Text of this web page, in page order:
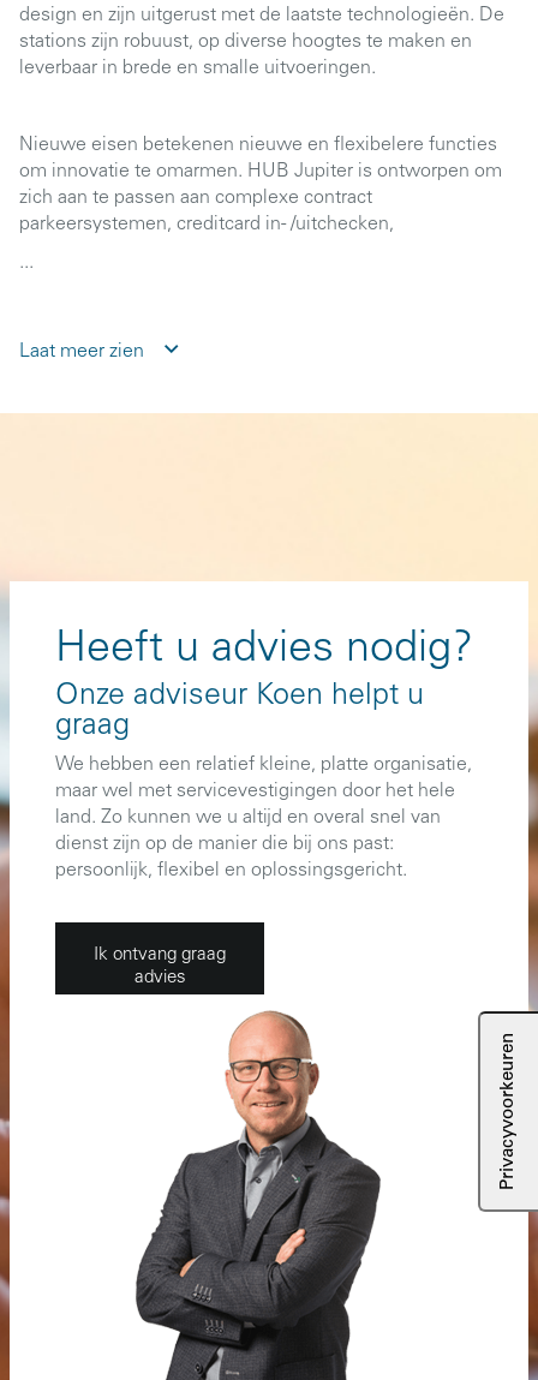
design en zijn uitgerust met de laatste technologieën. De
stations zijn robuust, op diverse hoogtes te maken en
leverbaar in brede en smalle uitvoeringen.
Nieuwe eisen betekenen nieuwe en flexibelere functies
om innovatie te omarmen. HUB Jupiter is ontworpen om
zich aan te passen aan complexe contract
parkeersystemen, creditcard in- /uitchecken,
...
Laat meer zien
Heeft u advies nodig?
Onze adviseur Koen helpt u
graag
We hebben een relatief kleine, platte organisatie,
maar wel met servicevestigingen door het hele
land. Zo kunnen we u altijd en overal snel van
dienst zijn op de manier die bij ons past:
persoonlijk, flexibel en oplossingsgericht.
Ik ontvang graag
advies